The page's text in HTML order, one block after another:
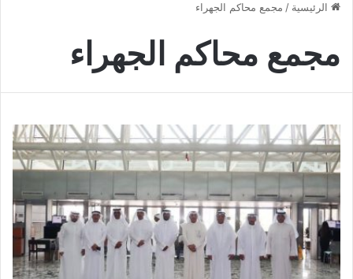
الرئيسية / مجمع محاكم الجهراء
مجمع محاكم الجهراء